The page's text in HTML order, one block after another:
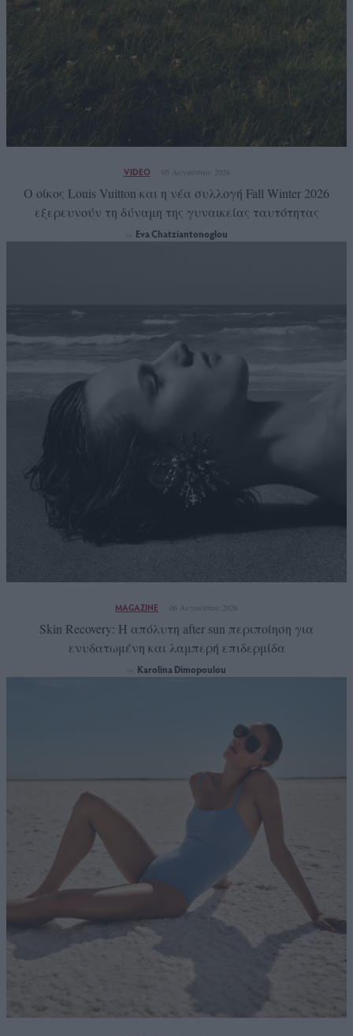
VIDEO 05 Αυγούστου 2026
Ο οίκος Louis Vuitton και η νέα συλλογή Fall Winter 2026
εξερευνούν τη δύναμη της γυναικείας ταυτότητας
Eva Chatziantonoglou
MAGAZINE 06 Αυγούστου 2026
Skin Recovery: Η απόλυτη after sun περιποίηση για
ενυδατωμένη και λαμπερή επιδερμίδα
Karolina Dimopoulou